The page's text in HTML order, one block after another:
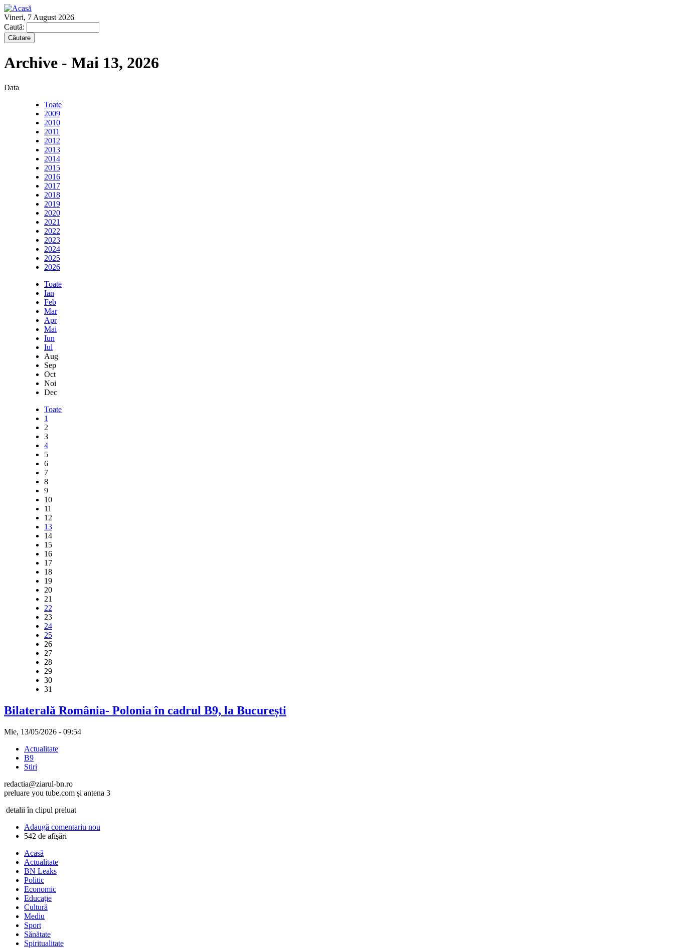
Vineri, 7 August 2026
Caută:
Archive - Mai 13, 2026
Data
Toate
2009
2010
2011
2012
2013
2014
2015
2016
2017
2018
2019
2020
2021
2022
2023
2024
2025
2026
Toate
Ian
Feb
Mar
Apr
Mai
Iun
Iul
Aug
Sep
Oct
Noi
Dec
Toate
1
2
3
4
5
6
7
8
9
10
11
12
13
14
15
16
17
18
19
20
21
22
23
24
25
26
27
28
29
30
31
Bilaterală România- Polonia în cadrul B9, la București
Mie, 13/05/2026 - 09:54
Actualitate
B9
Stiri
redactia@ziarul-bn.ro
preluare you tube.com și antena 3
detalii în clipul preluat
Adaugă comentariu nou
542 de afişări
Acasă
Actualitate
BN Leaks
Politic
Economic
Educaţie
Cultură
Mediu
Sport
Sănătate
Spiritualitate